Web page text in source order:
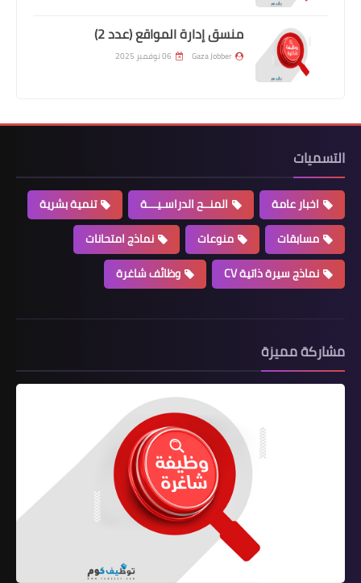
منسق إدارة المواقع (عدد 2)
Gaza Jobber 06 نوفمبر 2025
التسميات
اخبار عامة المنــح الدراسـيـــة
تنمية بشرية
مسابقات
منوعات
نماذج امتحانات
نماذج سيرة ذاتية CV
وظائف شاغرة
مشاركة مميزة